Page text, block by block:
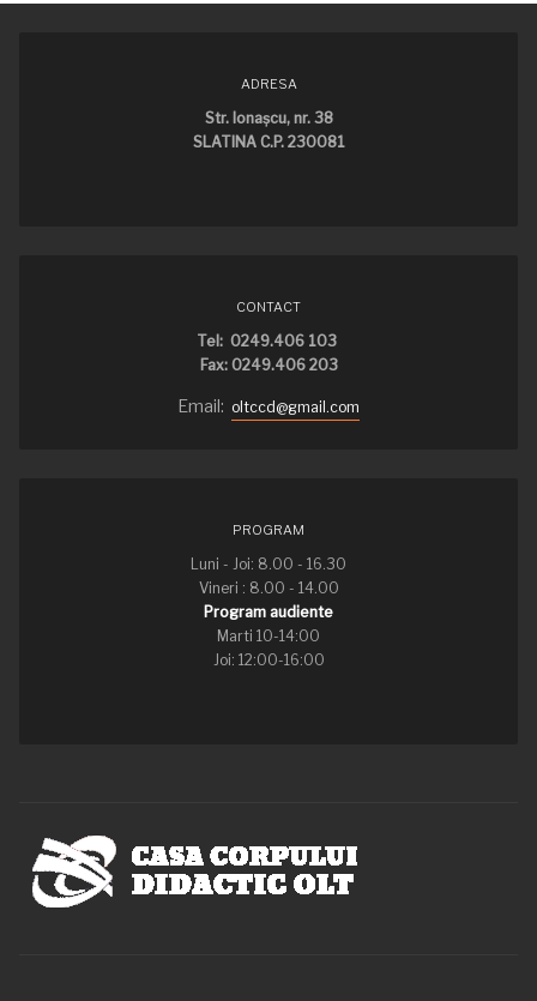
ADRESA
Str. Ionaşcu, nr. 38
SLATINA C.P. 230081
CONTACT
Tel: 0249.406 103
Fax: 0249.406 203
Email: oltccd@gmail.com
PROGRAM
Luni - Joi: 8.00 - 16.30
Vineri : 8.00 - 14.00
Program audiente
Marti 10-14:00
Joi: 12:00-16:00